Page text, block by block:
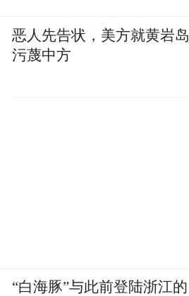
恶人先告状，美方就黄岩岛
污蔑中方
“白海豚”与此前登陆浙江的